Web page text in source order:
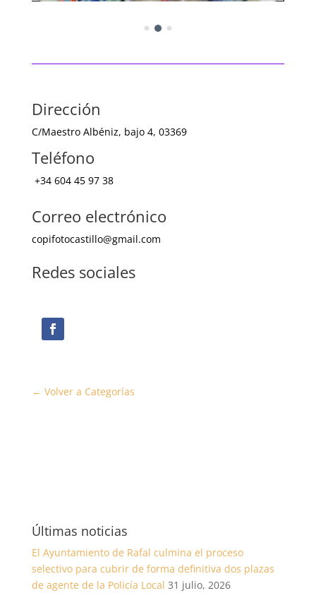
Dirección
C/Maestro Albéniz, bajo 4, 03369
Teléfono
+34 604 45 97 38
Correo electrónico
copifotocastillo@gmail.com
Redes sociales
← Volver a Categorías
Últimas noticias
El Ayuntamiento de Rafal culmina el proceso
selectivo para cubrir de forma definitiva dos plazas
de agente de la Policía Local 31 julio, 2026